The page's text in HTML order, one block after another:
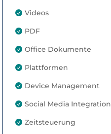
 Videos
 PDF
 Office Dokumente
 Plattformen
 Device Management
 Social Media Integration
 Zeitsteuerung